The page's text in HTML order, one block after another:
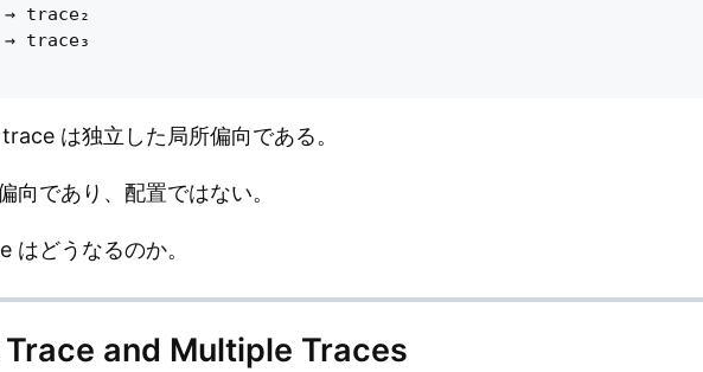
→ trace₂
→ trace₃
は独立した局所偏向である。
向であり、配置ではない。
はどうなるのか。
Trace and Multiple Traces